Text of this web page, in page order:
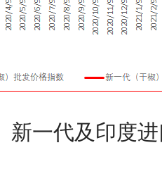
新一代及印度